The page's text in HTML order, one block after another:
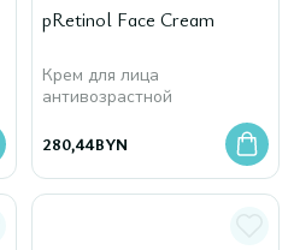
pRetinol Face Cream
Крем для лица
антивозрастной
280,44BYN